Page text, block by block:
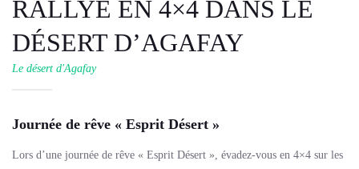
RALLYE EN 4×4 DANS LE
DÉSERT D’AGAFAY
Le désert d'Agafay
Journée de rêve « Esprit Désert »
Lors d’une journée de rêve « Esprit Désert », évadez-vous en 4×4 sur les